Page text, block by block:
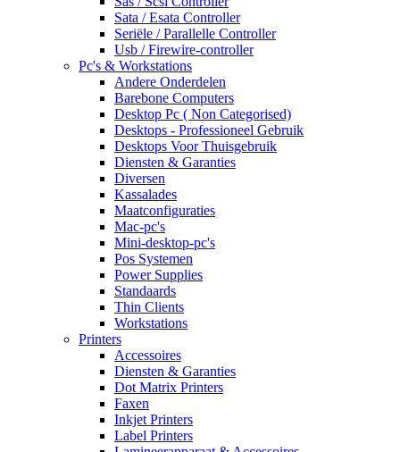
Sata / Esata Controller
Seriële / Parallelle Controller
Usb / Firewire-controller
Pc's & Workstations
Andere Onderdelen
Barebone Computers
Desktop Pc ( Non Categorised)
Desktops - Professioneel Gebruik
Desktops Voor Thuisgebruik
Diensten & Garanties
Diversen
Kassalades
Maatconfiguraties
Mac-pc's
Mini-desktop-pc's
Pos Systemen
Power Supplies
Standaards
Thin Clients
Workstations
Printers
Accessoires
Diensten & Garanties
Dot Matrix Printers
Faxen
Inkjet Printers
Label Printers